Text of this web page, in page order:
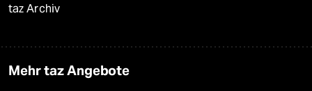
taz Archiv
Mehr taz Angebote